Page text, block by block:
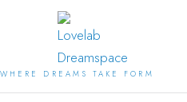
WHERE DREAMS TAKE FORM